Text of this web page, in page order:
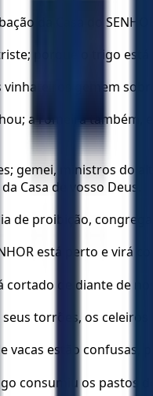
da Casa do
porque o trigo
vinhateiros gemem
a romeira
gemei, ministros
Casa de vosso Deus.
de proibição,
está perto e virá
de diante de
seus torrões, os
vacas estão
consumiu os